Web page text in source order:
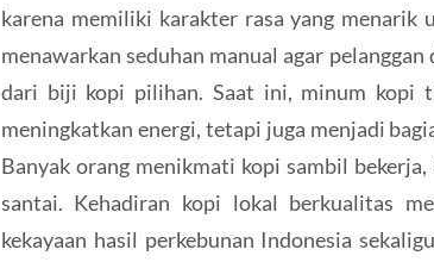
karena memiliki karakter rasa yang menarik
menawarkan seduhan manual agar
dari biji kopi pilihan. Saat ini, minum kopi
meningkatkan energi, tetapi juga menjadi
Banyak orang menikmati kopi sambil
santai. Kehadiran kopi lokal berkualitas
kekayaan hasil perkebunan Indonesia